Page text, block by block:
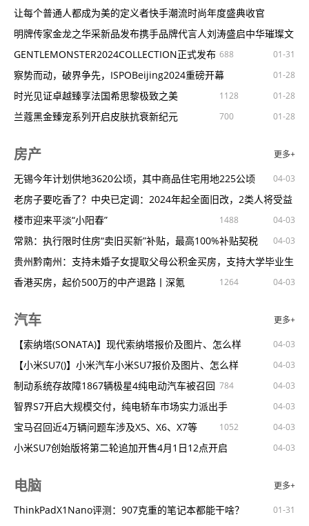
打喷嚏、眼睛痒？科学防护应对花粉过敏 584
糖尿病老人易蛋白质不足！这样吃才够量 04-03
857
警惕眼“过劳”预防干眼症这样做 04-03
857
让预制菜吃得更放心 04-03
1016
慢性肾脏病患者饮食指南，这些食物吃起来得注意
04-03
如何增强呼吸系统免疫力 04-03
924
胖东来强力“吸粉”，或成挂牌景区？ 646
望周知，新加坡是免签了，不是免费了 03-06
520
春色满城关不住｜借着春天的名义，想和你一起「上春山」
03-06
521
来水乡绍兴，解锁江南“风骨” 03-06
469
首次亮相海南！2024世界旅游联盟·海南会员日3月5日启幕
03-06
370
共赴春日之约！广州南沙十八罗汉山樱花节浪漫登场
03-06
北京石景山游乐园3月4日至15日闭园 03-04
免费！半价！四川多个景区推出优惠政策 03-04
484
暴增900%！上月赴华韩国游客数量超14万，“国际张”遥遥领先
02-28
532
2024年春节城市接待旅游人数排行出炉：北上广位居前三
02-28
507
中泰互相免签3月1日开始泰方多优惠、多措施招揽中国游客
02-28
364
云南初春去哪赏花，你不妨看看这个→ 02-25
449
春节假期后部分酒店价格大降50%以上，元宵错峰游这些城市最热
浙江发布今年第1号山洪预警 1269
国家医保局：已有4省份将辅助生殖纳入医保报销
04-03
托育机构监控录像资料保存期不少于90天 04-03
923
北京市园林绿化部门部署守卫全市森林资源消防安全
04-03
生态环境部发布4月上半月全国空气质量预报会商结果
04-03
十部门联合开展“巾帼暖人心”深化维护妇女权益专项活动
04-03
难点问题
04-03
1070
全国市场监管系统食安工作座谈会召开 04-03
养老保险个人权益记录怎么查？人力资源和社会保障部解答
04-03
730
江西着力建设国家区域医疗中心 04-03
1256
2024年全国中医药教育管理工作会议召开 04-03
738
北京卫健系统全面排查整治安全生产和火灾隐患 04-03
960
第一届火山石斛产业大会在海口市成功召开 04-03
770
广东成立青少年心理健康志愿服务总队 04-03
778
2023年度气象高质量发展十大进展公布 04-03
中央气象台继续发布沙尘暴黄色预警 04-03
701
教育部部署中小学生视力监测信息报送工作 04-03
1210
瞄准需求从供给侧发力构建全生命周期服务链北京持续聚焦老老人
小
04-03
1251
世卫组织启用冠状病毒全球监测网络 04-03
764
坚决防范遏制重特大火灾发生 04-03
1290
山西实现社保卡服务“就近办” 04-03
1386
1390
非遗传承手作匠心|德厚流光准格尔文化探寻 1145
行走“三静”之境 04-03
1084
世界戏剧日庆典：在舞台上看见彼此 04-03
920
影视业AI应用超乎想象剧本评估从一周降为半小时
04-03
专家阐释陶寺遗址三重葬仪空间礼制或在史前已初步形成
04-03
盘龙城国家考古遗址公园守护城市之根传承文明之光
04-03
中国作协举办“欢迎港澳作家回家”活动 04-03
“紫禁城与凡尔赛宫”展开幕200件精品文物亮相 04-03
909
中国积木玩家高速增长国潮积木迈入大众视野 04-03
786
华美绽放汉服迎来最好春天 04-03
1408
第39届“上海之春”举办“中法音乐交流展演季” 04-03
1637
共叙中法交流佳话——诉说紫禁城与凡尔赛宫的相知
04-03
新中式，是创新更是传承 04-03
1404
文化和旅游部多措并举推动入境游便利化 04-03
游戏+文旅徽风皖韵款款而来 04-03
1019
让古老昆曲与更多年轻心灵相遇 04-03
1014
北京京剧院60场演出纪念梅兰芳梅葆玖 04-03
1249
如何为乡村文化振兴夯基赋能 04-03
481
距开幕倒计时30天园艺界“奥林匹克”将花开成都 04-03
534
写戏归根到底是聚焦于人 04-03
1044
日
04-03
950
用艺术魅力赋能作品传播力 04-03
中国动作片闪亮络空间 04-03
1299
让每个普通人都成为美的定义者快手潮流时尚年度盛典收官
02-01
816
明牌传家金龙之华采新品发布携手品牌代言人刘涛盛启中华璀璨文
化
01-31
1176
GENTLEMONSTER2024COLLECTION正式发布 01-31
688
察势而动，破界争先，ISPOBeijing2024重磅开幕
01-28
时光见证卓越臻享法国希思黎极致之美 01-28
1128
兰蔻黑金臻宠系列开启皮肤抗衰新纪元 01-28
700
迪奥二零二四冬季男装系列 01-25
爱马仕2024冬季男装系列 01-25
908
过年买点好的！近百款全球尖货在天猫年货节原价发售
01-25
Burberry2024新禧贺岁系列于崇礼限时精品店全新上市
01-25
1341
迪奥二零二四春夏高级订制系列发布秀！ 01-25
1340
老庙LuckyWalk快闪活动登陆重庆 01-25
656
领创未来荣耀Magic6系列旗舰手机正式发布售价4399元起
问界M9及华为冬季全场景发布会举行多款新品惊艳亮相
01-14
全新巴黎欧莱雅小蜜罐第二代面霜上市首添重组胶原蛋白
01-14
溯源福宝奇物为“家”爱马仕2024年春夏配饰系列 01-14
1005
点亮惊喜奇遇共庆美好节日蒂芙尼上海前滩太古里精品店揭幕
01-08
948
2023新美大赏年度好物榜 01-07
829
可口可乐“龙年限定罐”新装首发让我们「年」在一起龙年腾飞
01-04
733
宝珀五十噚“先驱与传奇”70周年庆典于上海盛大举行
01-04
源自时光诠释悦动优雅浪琴表发布全新康卡斯系列悦动腕表
01-04
1450
孔祥东将携两部钢琴巨作开启2024新年音乐会 01-04
1329
房产 更多+
无锡今年计划供地3620公顷，其中商品住宅用地225公顷
04-03
756
老房子要吃香了？中央已定调：2024年起全面旧改，2类人将受益
04-03
1085
楼市迎来平淡“小阳春” 04-03
1488
常熟：执行限时住房“卖旧买新”补贴，最高100%补贴契税
04-03
1216
贵州黔南州：支持未婚子女提取父母公积金买房，支持大学毕业生
购买自
香港买房，起价500万的中产退路丨深氪 04-03
1264
太和水已购买房产涉及被查封 04-03
万科：轻舟将过万重山 04-03
1012
国家一锤定音！2024年起，预制板楼房或将“全面拆除”？
04-03
供应提速北京公布今年19个保障性租赁住房项目用地信息
04-03
中指研究院：13月TOP100房企销售总额为8978.3亿元同比下降但
降幅较
04-03
921
关注房地产市场新特征 04-03
635
今年海淀要出10宗宅地？永丰南都不够看！ 04-03
1310
「中海寰宇天下·天境」取证预售，上周末中海五盘齐开！
04-03
丰台红盘「中建云境」拿证预售，总价1000万起 04-03
547
汽车 更多+
【索纳塔(SONATA)】现代索纳塔报价及图片、怎么样
04-03
【小米SU7()】小米汽车小米SU7报价及图片、怎么样
04-03
制动系统存故障1867辆极星4纯电动汽车被召回 04-03
784
智界S7开启大规模交付，纯电轿车市场实力派出手
04-03
宝马召回近4万辆问题车涉及X5、X6、X7等 04-03
1052
小米SU7创始版将第二轮追加开售4月1日12点开启
04-03
12.97万元起，吉利中国星星瑞2.0TD、星越L双车加新上市
04-03
598
换购用户更青睐电动车，蔚来推出最高10亿元油车置换补贴
电脑 更多+
ThinkPadX1Nano评测：907克重的笔记本都能干啥？
01-31